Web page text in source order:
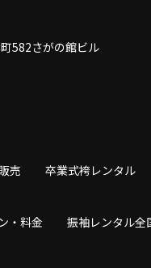
582さがの館ビル
売 卒業式袴レンタル
・料金 振袖レンタル全